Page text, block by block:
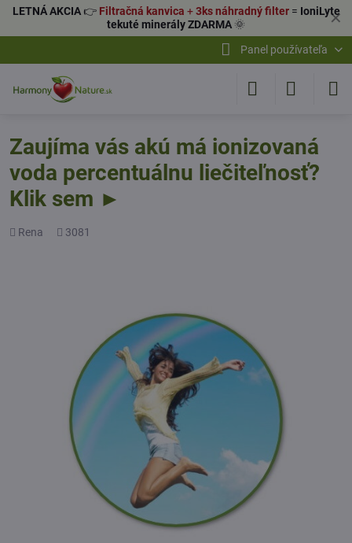
✕
LETNÁ AKCIA👉 Filtračná kanvica +3ks náhradný filter= IoniLyte
tekuté minerály ZDARMA 🌞
Panel používateľa
Zaujíma vás akú má ionizovaná
voda percentuálnu liečiteľnosť?
Klik sem ►
Pridal
Rena
Počet
3081